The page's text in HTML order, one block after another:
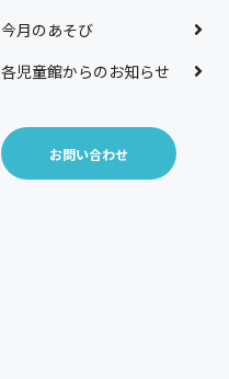
今月のあそび
各児童館からのお知らせ
お問い合わせ